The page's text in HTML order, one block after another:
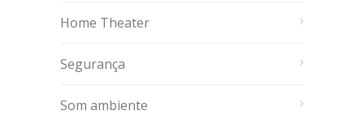
Home Theater
Segurança
Som ambiente